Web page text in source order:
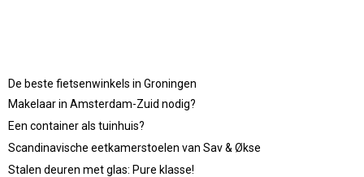
De beste fietsenwinkels in Groningen
Makelaar in Amsterdam-Zuid nodig?
Een container als tuinhuis?
Scandinavische eetkamerstoelen van Sav & Økse
Stalen deuren met glas: Pure klasse!